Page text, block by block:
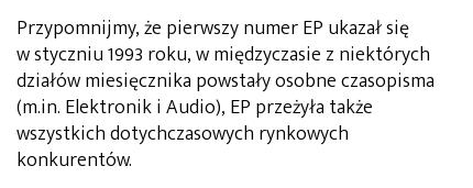
Przypomnijmy, że pierwszy numer EP ukazał się
w styczniu 1993 roku, w międzyczasie z niektórych
działów miesięcznika powstały osobne czasopisma
(m.in. Elektronik i Audio), EP przeżyła także
wszystkich dotychczasowych rynkowych
konkurentów.